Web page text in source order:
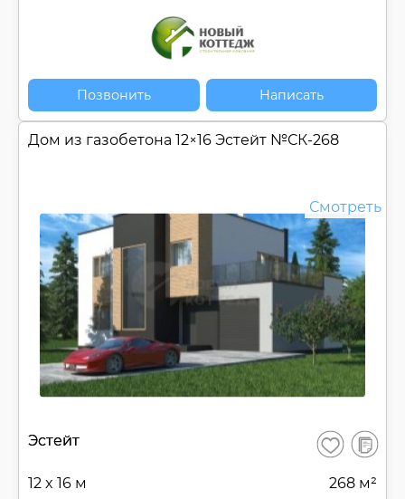
Позвонить Написать
Дом из газобетона 12×16 Эстейт №СК-268
Смотреть
Эстейт Сохранить
В
12 x 16 м 268 м²